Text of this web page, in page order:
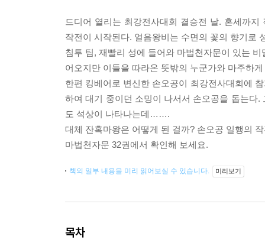
드디어 열리는 최강전사대회 결승전 날. 혼세까
작전이 시작된다. 얼음왕비는 수면의 꽃의 향기로
침투 팀, 재빨리 성에 들어와 마법천자문이 있는
어오지만 이들을 따라온 뜻밖의 누군가와 마주하
한편 킹베어로 변신한 손오공이 최강전사대회에
하여 대기 중이던 소밍이 나서서 손오공을 돕는다
도 석상이 나타나는데…….
대체 잔혹마왕은 어떻게 된 걸까? 손오공 일행의
마법천자문 32권에서 확인해 보세요.
책의 일부 내용을 미리 읽어보실 수 있습니다. 미리보기
목차